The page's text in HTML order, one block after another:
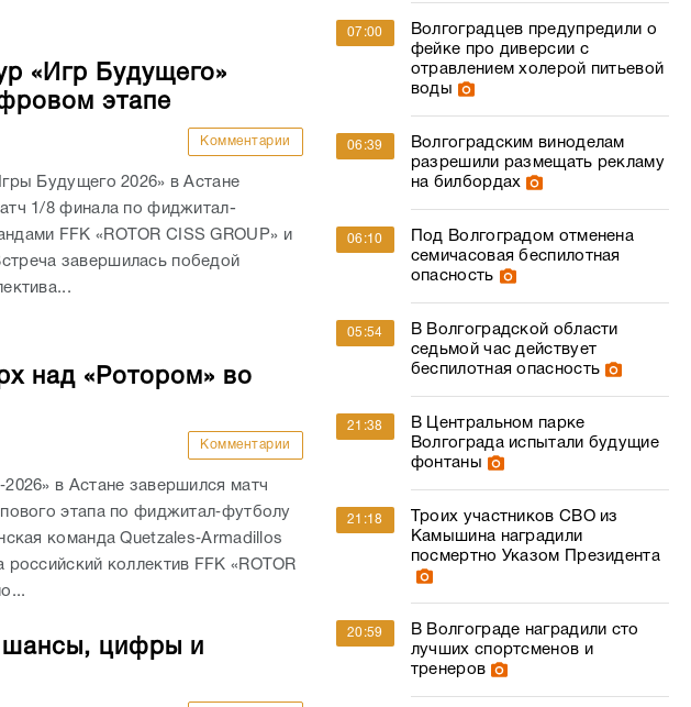
«Игр Будущего»
этапе
Комментарии
Будущего 2026» в Астане
1/8 финала по фиджитал-
FFK «ROTOR CISS GROUP» и
завершилась победой
над «Ротором» во
Комментарии
в Астане завершился матч
этапа по фиджитал‑футболу
команда Quetzales‑Armadillos
российский коллектив FFK «ROTOR
шансы, цифры и
07:00
Волгоградцев предупредили о
фейке про диверсии с
отравлением холерой питьевой
воды
06:39
Волгоградским виноделам
разрешили размещать рекламу
на билбордах
06:10
Под Волгоградом отменена
семичасовая беспилотная
опасность
05:54
В Волгоградской области
седьмой час действует
беспилотная опасность
21:38
В Центральном парке
Волгограда испытали будущие
фонтаны
21:18
Троих участников СВО из
Камышина наградили
посмертно Указом Президента
20:59
В Волгограде наградили сто
лучших спортсменов и
тренеров